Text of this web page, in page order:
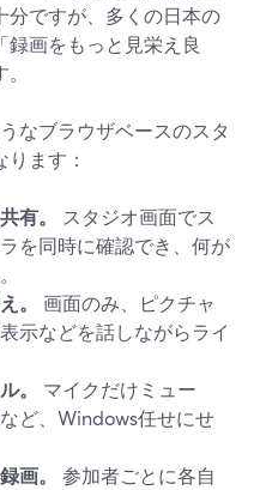
分ですが、多くの日本の
画をもっと見栄え良
なブラウザベースのスタ
ます：
有。
スタジオ画面でス
を同時に確認でき、何が
。
画面のみ、ピクチャ
示などを話しながらライ
。
マイクだけミュー
ど、Windows任せにせ
画。
参加者ごとに各自